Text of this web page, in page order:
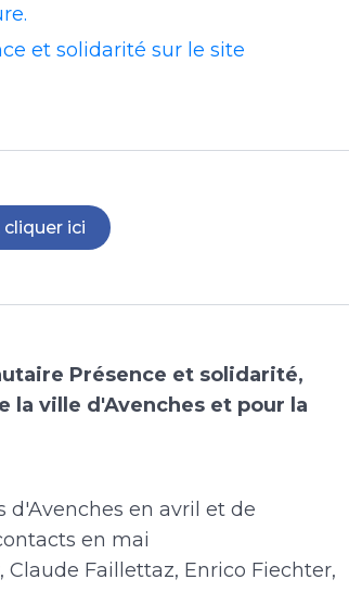
et solidarité sur le site
ici
Présence et solidarité,
la ville d'Avenches et pour la
en avril et de
en mai
Faillettaz, Enrico Fiechter,